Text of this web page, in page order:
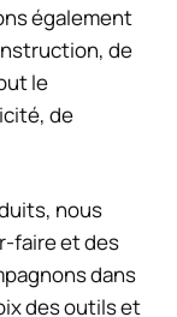
également
de
le
de
nous
faire et des
dans
des outils et